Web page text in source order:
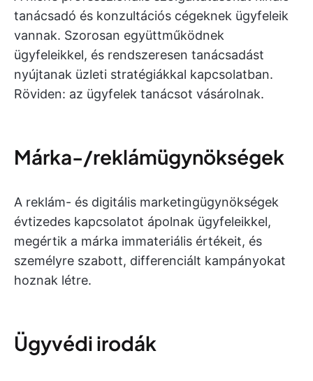
tanácsadó és konzultációs cégeknek ügyfeleik
vannak. Szorosan együttműködnek
ügyfeleikkel, és rendszeresen tanácsadást
nyújtanak üzleti stratégiákkal kapcsolatban.
Röviden: az ügyfelek tanácsot vásárolnak.
Márka-/reklámügynökségek
A reklám- és digitális marketingügynökségek
évtizedes kapcsolatot ápolnak ügyfeleikkel,
megértik a márka immateriális értékeit, és
személyre szabott, differenciált kampányokat
hoznak létre.
Ügyvédi irodák